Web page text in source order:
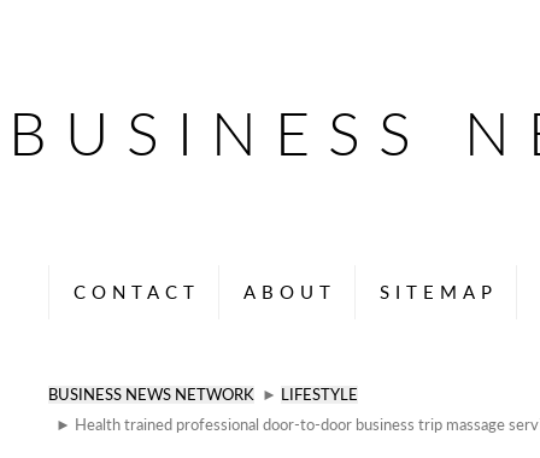
BUSINESS
CONTACT ABOUT SITEMAP
BUSINESS NEWS NETWORK ► LIFESTYLE
► Health trained professional door-to-door business trip massage